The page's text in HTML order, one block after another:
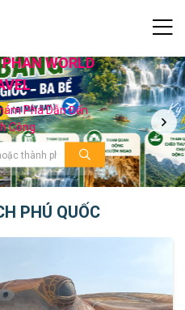
WORLD
Phá Dẫn Đến
Công
PHÚ QUỐC